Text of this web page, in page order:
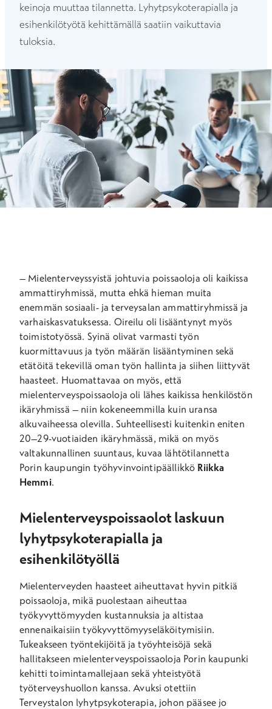
keinoja muuttaa tilannetta. Lyhytpsykoterapialla ja
esihenkilötyötä kehittämällä saatiin vaikuttavia
tuloksia.
– Mielenterveyssyistä johtuvia poissaoloja oli kaikissa
ammattiryhmissä, mutta ehkä hieman muita
enemmänsosiaali- ja terveysalan ammattiryhmissä ja
varhaiskasvatuksessa. Oireilu oli lisääntynyt myös
toimistotyössä. Syinä olivat varmasti työn
kuormittavuus ja työn määrän lisääntyminen sekä
etätöitä tekevillä oman työn hallinta ja siihen liittyvät
haasteet. Huomattavaa on myös, että
mielenterveyspoissaoloja oli lähes kaikissa henkilöstön
ikäryhmissä – niin kokeneemmilla kuin uransa
alkuvaiheessa olevilla. Suhteellisesti kuitenkin eniten
20–29-vuotiaiden ikäryhmässä, mikä on myös
valtakunnallinen suuntaus, kuvaa lähtötilannetta
Porin kaupungin työhyvinvointipäällikkö Riikka
Hemmi.
Mielenterveyspoissaolot laskuun
lyhytpsykoterapialla ja
esihenkilötyöllä
Mielenterveyden haasteet aiheuttavat hyvin pitkiä
poissaoloja, mikä puolestaan aiheuttaa
työkyvyttömyyden kustannuksia ja altistaa
ennenaikaisiin työkyvyttömyyseläköitymisiin.
Tukeakseen työntekijöitä ja työyhteisöjä sekä
hallitakseen mielenterveyspoissaoloja Porin kaupunki
kehitti toimintamallejaan sekä yhteistyötä
työterveyshuollon kanssa. Avuksi otettiin
Terveystalon lyhytpsykoterapia, johon pääsee jo